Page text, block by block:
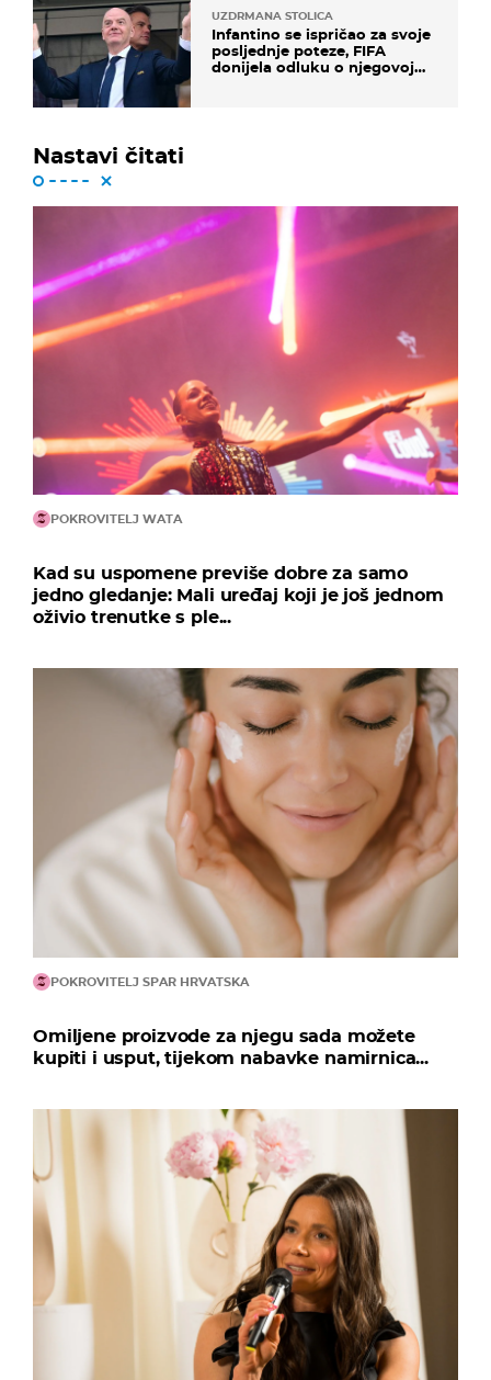
UZDRMANA STOLICA
Infantino se ispričao za svoje
posljednje poteze, FIFA
donijela odluku o njegovoj
Nastavi čitati
POKROVITELJ WATA
Kad su uspomene previše dobre za samo
jedno gledanje: Mali uređaj koji je još jednom
oživio trenutke s ple...
POKROVITELJ SPAR HRVATSKA
Omiljene proizvode za njegu sada možete
kupiti i usput, tijekom nabavke namirnica...